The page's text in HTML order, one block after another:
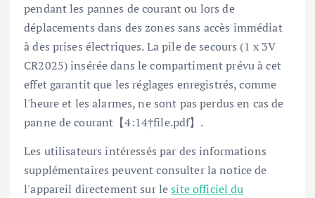
pendant les pannes de courant ou lors de
déplacements dans des zones sans accès immédiat
à des prises électriques. La pile de secours (1 x 3V
CR2025) insérée dans le compartiment prévu à cet
effet garantit que les réglages enregistrés, comme
l'heure et les alarmes, ne sont pas perdus en cas de
panne de courant【4:14†file.pdf】.
Les utilisateurs intéressés par des informations
supplémentaires peuvent consulter la notice de
l'appareil directement sur lesite officiel du